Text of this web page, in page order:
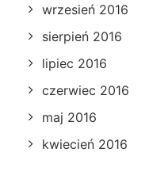
wrzesień 2016
sierpień 2016
lipiec 2016
czerwiec 2016
maj 2016
kwiecień 2016